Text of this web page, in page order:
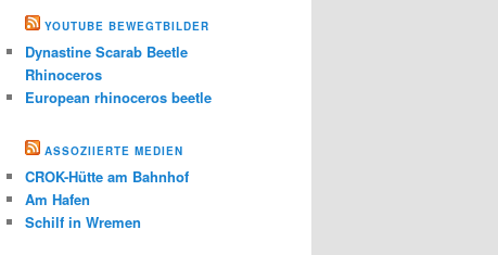
YOUTUBE BEWEGTBILDER
Dynastine Scarab Beetle
Rhinoceros
European rhinoceros beetle
ASSOZIIERTE MEDIEN
CROK-Hütte am Bahnhof
Am Hafen
Schilf in Wremen